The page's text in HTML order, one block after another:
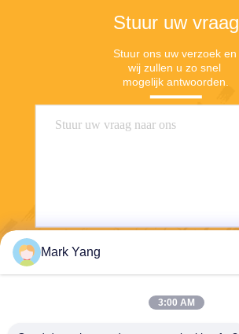
Stuur uw vraag
Stuur ons uw verzoek en
wij zullen u zo snel
mogelijk antwoorden.
Mark Yang
3:00 AM